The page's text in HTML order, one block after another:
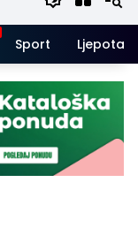
Sport Ljepota i